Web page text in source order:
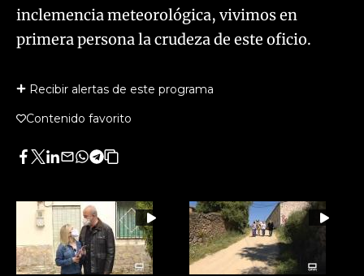
inclemencia meteorológica, vivimos en
primera persona la crudeza de este oficio.
Recibir alertas de este programa
Contenido favorito
Facebook
Twitter
LinkedIn
Enviar
Whatsapp
Telegram
Copiar
artículo